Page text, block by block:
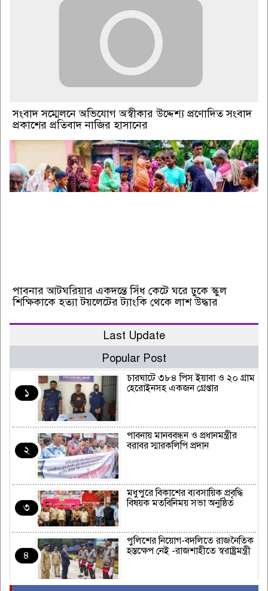
সংবাদ সম্মেলনে অভিযোগ অস্বীকার উদ্দেশ্য প্রণোদিত সংবাদ
প্রকাশের প্রতিবাদ নাজির হাসানের
পাবনার আটঘরিয়ার একদন্তে সিঁধ কেটে ঘরে ঢুকে স্কুল
শিক্ষিকাকে হত্যা টয়লেটের ট্যাংকি থেকে লাশ উদ্ধার
Last Update
Popular Post
১
চারঘাটে ৩৮৪ পিস ইয়াবা ও ২০ গ্রাম
হেরোইনসহ একজন গ্রেপ্তার
২
পাবনায় মানববন্ধন ও প্রধানমন্ত্রীর
বরাবর স্মারকলিপি প্রদান
৩
মধুপুরে বিকাশের ব্যবসায়িক প্রবৃদ্ধি
বিষয়ক মতবিনিময় সভা অনুষ্ঠিত
৪
পুলিশের নিয়োগ-বদলিতে রাজনৈতিক
হস্তক্ষেপ নেই -রাজশাহীতে স্বরাষ্ট্রমন্ত্রী